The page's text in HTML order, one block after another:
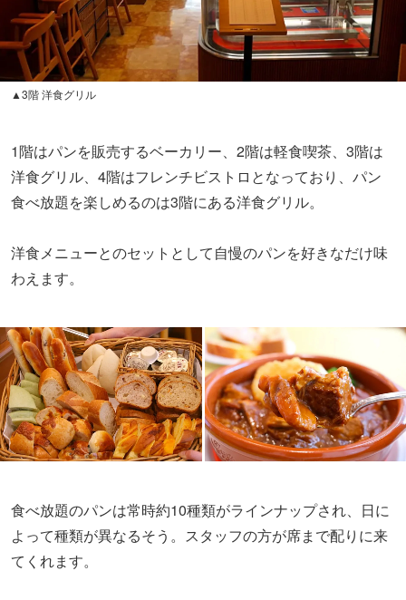
▲3階 洋食グリル
1階はパンを販売するベーカリー、2階は軽食喫茶、3階は
洋食グリル、4階はフレンチビストロとなっており、パン
食べ放題を楽しめるのは3階にある洋食グリル。
洋食メニューとのセットとして自慢のパンを好きなだけ味
わえます。
食べ放題のパンは常時約10種類がラインナップされ、日に
よって種類が異なるそう。スタッフの方が席まで配りに来
てくれます。